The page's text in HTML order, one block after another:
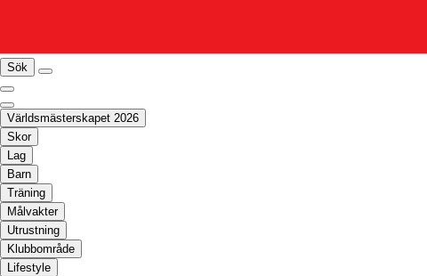
Sök
Världsmästerskapet 2026
Skor
Lag
Barn
Träning
Målvakter
Utrustning
Klubbområde
Lifestyle